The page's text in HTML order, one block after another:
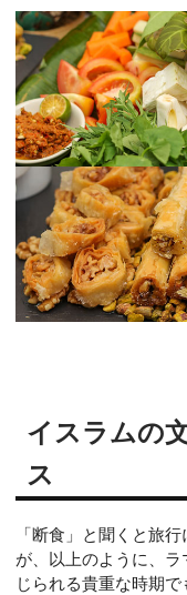
イスラムの
ス
「断食」と聞くと旅
が、以上のように、
じられる貴重な時期で